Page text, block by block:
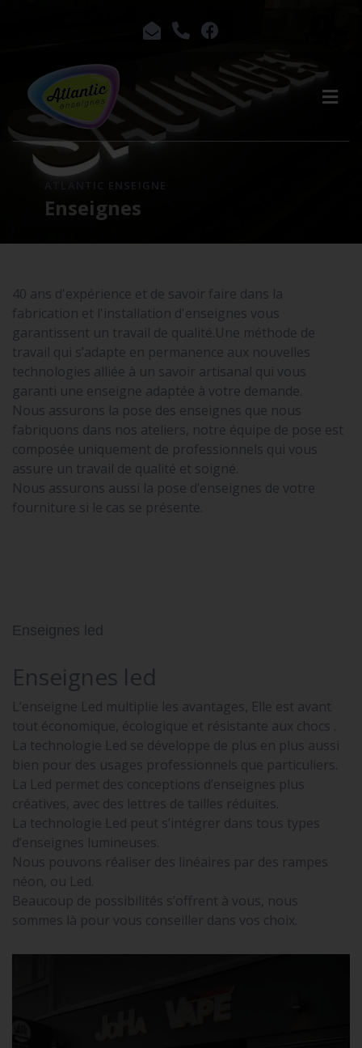
ATLANTIC ENSEIGNE
Enseignes
40 ans d'expérience et de savoir faire dans la
fabrication et l'installation d'enseignes vous
garantissent un travail de qualité.Une méthode de
travail qui s’adapte en permanence aux nouvelles
technologies alliée à un savoir artisanal qui vous
garanti une enseigne adaptée à votre demande.
Nous assurons la pose des enseignes que nous
fabriquons dans nos ateliers, notre équipe de pose est
composée uniquement de professionnels qui vous
assure un travail de qualité et soigné.
Nous assurons aussi la pose d’enseignes de votre
fourniture si le cas se présente.
Enseignes led
Enseignes led
L’enseigne Led multiplie les avantages, Elle est avant
tout économique, écologique et résistante aux chocs .
La technologie Led se développe de plus en plus aussi
bien pour des usages professionnels que particuliers.
La Led permet des conceptions d’enseignes plus
créatives, avec des lettres de tailles réduites.
La technologie Led peut s’intégrer dans tous types
d’enseignes lumineuses.
Nous pouvons réaliser des linéaires par des rampes
néon, ou Led.
Beaucoup de possibilités s’offrent à vous, nous
sommes là pour vous conseiller dans vos choix.